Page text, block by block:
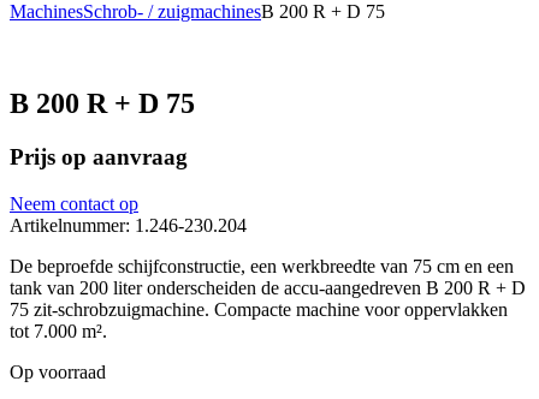
MachinesSchrob- / zuigmachinesB 200 R + D 75
B 200 R + D 75
Prijs op aanvraag
Neem contact op
Artikelnummer: 1.246-230.204
De beproefde schijfconstructie, een werkbreedte van 75 cm en een
tank van 200 liter onderscheiden de accu-aangedreven B 200 R + D
75 zit-schrobzuigmachine. Compacte machine voor oppervlakken
tot 7.000 m².
Op voorraad